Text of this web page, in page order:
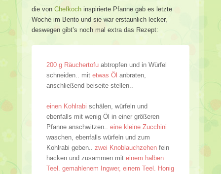
die von Chefkoch inspirierte Pfanne gab es letzte
Woche im Bento und sie war erstaunlich lecker,
deswegen gibt’s noch mal extra das Rezept:
200 g Räuchertofu abtropfen und in Würfel
schneiden.. mit etwas Öl anbraten,
anschließend beiseite stellen..
einen Kohlrabi schälen, würfeln und
ebenfalls mit wenig Öl in einer größeren
Pfanne anschwitzen.. eine kleine Zucchini
waschen, ebenfalls würfeln und zum
Kohlrabi geben.. zwei Knoblauchzehen fein
hacken und zusammen mit einem halben
Teel. gemahlenem Ingwer, einem Teel. Honig